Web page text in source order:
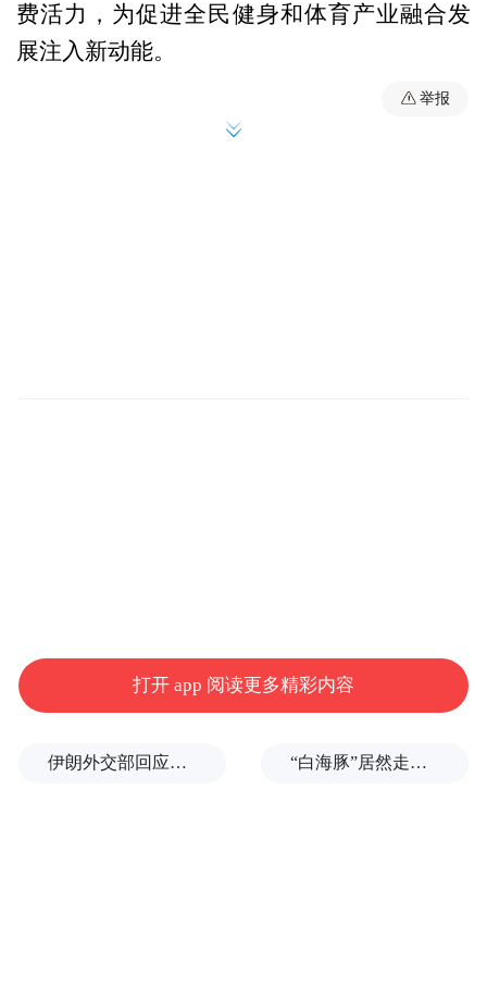
费活力，为促进全民健身和体育产业融合发
展注入新动能。
举报
打开 app 阅读更多精彩内容
伊朗外交部回应特朗普战利品言论：美需赢得战争，再谈战利品 “白海豚”居然走出了古怪路径